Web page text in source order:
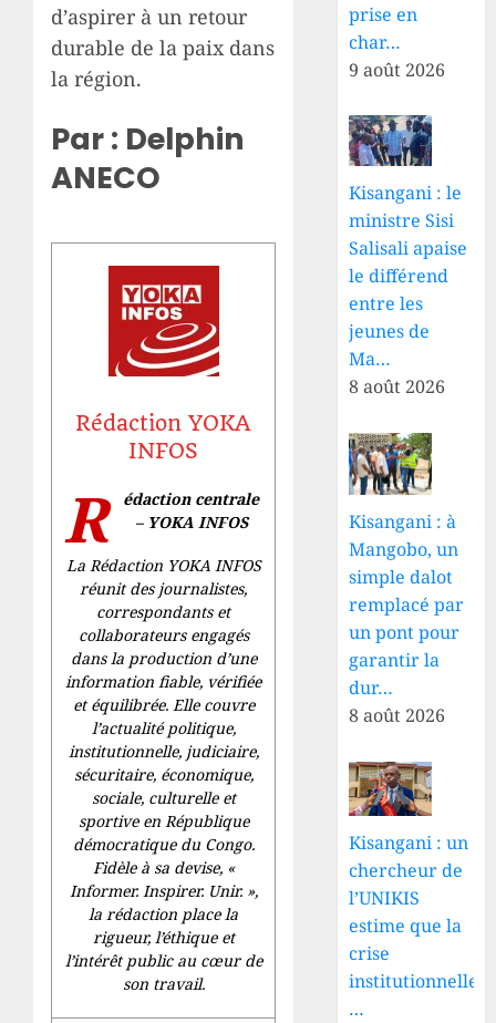
d’aspirer à un retour
durable de la paix dans
la région.
Par : Delphin
ANECO
Rédaction YOKA
INFOS
R
édaction centrale
– YOKA INFOS
La Rédaction YOKA INFOS
réunit des journalistes,
correspondants et
collaborateurs engagés
dans la production d’une
information fiable, vérifiée
et équilibrée. Elle couvre
l’actualité politique,
institutionnelle, judiciaire,
sécuritaire, économique,
sociale, culturelle et
sportive en République
démocratique du Congo.
Fidèle à sa devise, «
Informer. Inspirer. Unir.»,
la rédaction place la
rigueur, l’éthique et
l’intérêt public au cœur de
son travail.
prise en
char…
9 août 2026
Kisangani : le
ministre Sisi
Salisali apaise
le différend
entre les
jeunes de
Ma…
8 août 2026
Kisangani : à
Mangobo, un
simple dalot
remplacé par
un pont pour
garantir la
dur…
8 août 2026
Kisangani : un
chercheur de
l’UNIKIS
estime que la
crise
institutionnelle
…